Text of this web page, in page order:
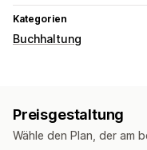
Kategorien
Buchhaltung
Rücksendungen und
Preisgestaltung
Wähle den Plan, der am